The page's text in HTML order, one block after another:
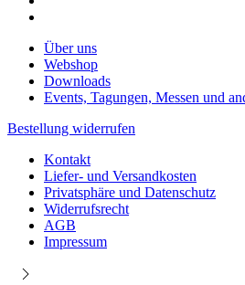
Über uns
Webshop
Downloads
Events, Tagungen, Messen und
Bestellung widerrufen
Kontakt
Liefer- und Versandkosten
Privatsphäre und Datenschutz
Widerrufsrecht
AGB
Impressum